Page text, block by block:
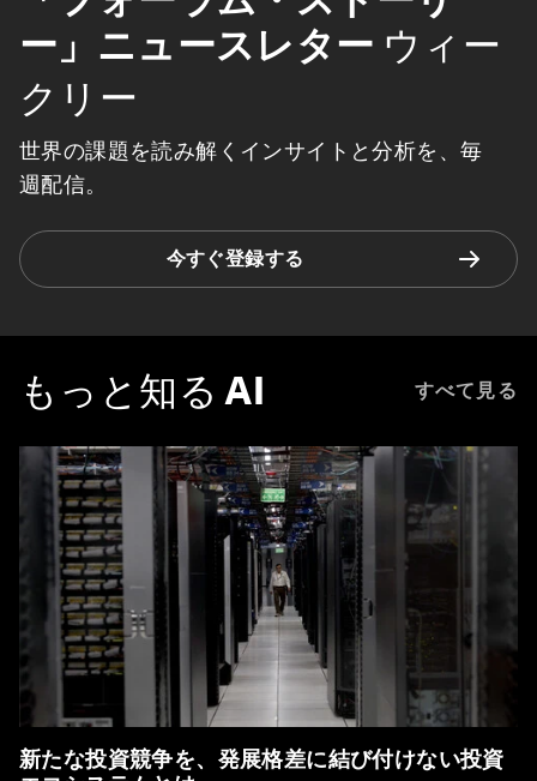
ー」ニュースレター ウィー
クリー
世界の課題を読み解くインサイトと分析を、毎
週配信。
今すぐ登録する
もっと知る AI すべて見る
新たな投資競争を、発展格差に結び付けない投資